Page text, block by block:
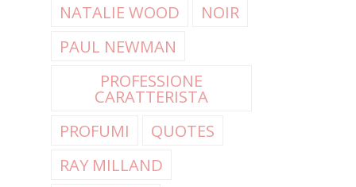
NATALIE WOOD
NOIR
PAUL NEWMAN
PROFESSIONE
CARATTERISTA
PROFUMI
QUOTES
RAY MILLAND